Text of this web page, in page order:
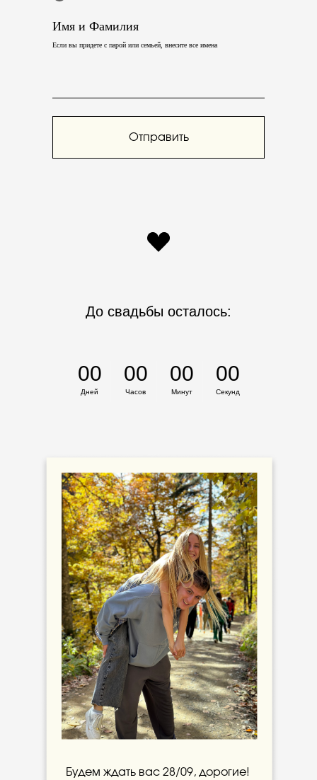
Имя и Фамилия
Если вы придете с парой или семьей, внесите все имена
Отправить
До свадьбы осталось:
00
Дней
00
Часов
00
Минут
00
Секунд
Будем ждать вас 28/09, дорогие!